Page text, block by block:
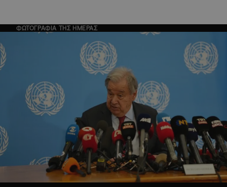
ΦΩΤΟΓΡΑΦΙΑ ΤΗΣ ΗΜΕΡΑΣ